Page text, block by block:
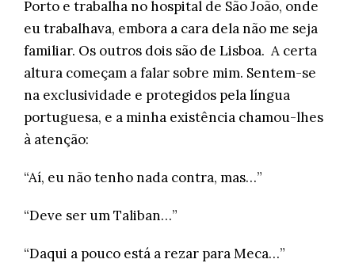
Porto e trabalha no hospital de São João, onde
eu trabalhava, embora a cara dela não me seja
familiar. Os outros dois são de Lisboa. A certa
altura começam a falar sobre mim. Sentem-se
na exclusividade e protegidos pela língua
portuguesa, e a minha existência chamou-lhes
à atenção:
“Aí, eu não tenho nada contra, mas…”
“Deve ser um Taliban…”
“Daqui a pouco está a rezar para Meca…”